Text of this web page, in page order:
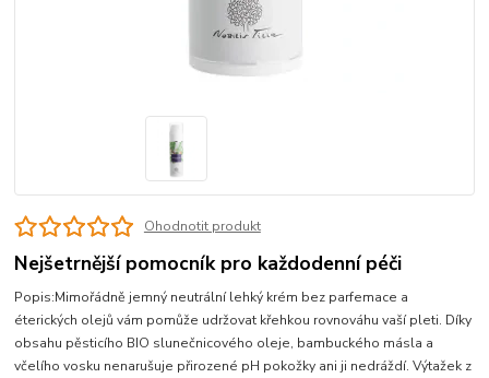
Ohodnotit produkt
Nejšetrnější pomocník pro každodenní péči
Popis:Mimořádně jemný neutrální lehký krém bez parfemace a
éterických olejů vám pomůže udržovat křehkou rovnováhu vaší pleti. Díky
obsahu pěsticího BIO slunečnicového oleje, bambuckého másla a
včelího vosku nenarušuje přirozené pH pokožky ani ji nedráždí. Výtažek z